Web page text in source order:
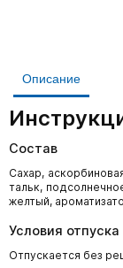
Описание
Состав
Сахар,
тальк,
желтый,
Условия отпуска
Отпускается без